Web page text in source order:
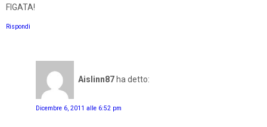
FIGATA!
Rispondi
Aislinn87 ha detto:
Dicembre 6, 2011 alle 6:52 pm